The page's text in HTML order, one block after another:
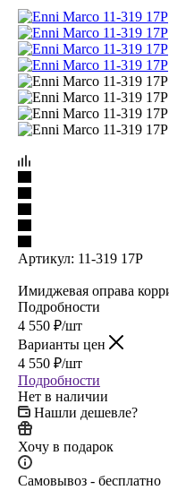
Артикул: 11-319 17P
Имиджевая оправа
Подробности
4 550 ₽/шт
Варианты цен
4 550 ₽/шт
Подробности
Нет в наличии
Нашли дешевле?
Хочу в подарок
Самовывоз - бесплатно